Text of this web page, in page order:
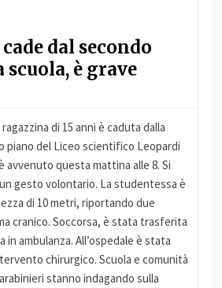
dal secondo
è grave
di 15 anni è caduta dalla
piano del Liceo scientifico Leopardi
avvenuto questa mattina alle 8. Si
gesto volontario. La studentessa è
di 10 metri, riportando due
cranico. Soccorsa, è stata trasferita
in ambulanza. All’ospedale è stata
chirurgico. Scuola e comunità
stanno indagando sulla